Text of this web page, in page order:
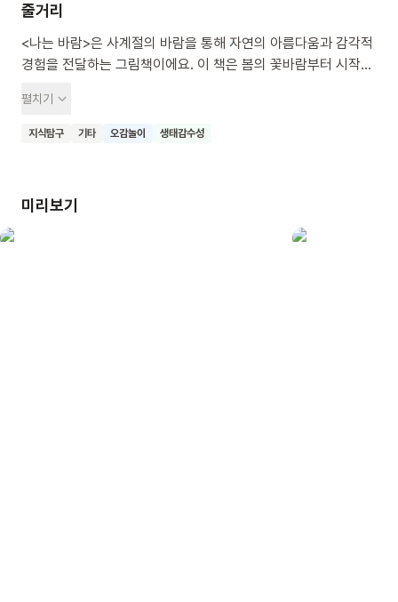
줄거리
<나는 바람>은 사계절의 바람을 통해 자연의 아름다움과 감각적
경험을 전달하는 그림책이에요. 이 책은 봄의 꽃바람부터 시작해
가져오는 특별한 선물과 풍경을 보여주죠. 봄에는 예쁜 꽃을,
여름에는 시원한 초록 들판을, 가을에는 단풍을, 겨울에는 눈을
순간도 담아냈어요. 이 책을 읽은 어린이들이 바람과 계절의
변화에 더 관심을 갖고, 자연의 아름다움을 느끼며 감각적 경험을
펼치기
지식탐구 기타 오감놀이 생태감수성
미리보기